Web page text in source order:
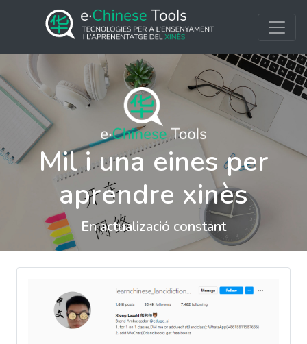
Mil i una eines per
aprendre xinès
En actualizació constant